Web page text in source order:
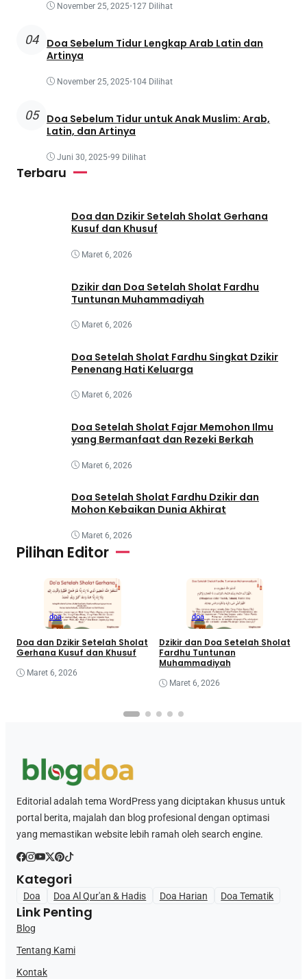
November 25, 2025•127 Dilihat
04
Doa Sebelum Tidur Lengkap Arab Latin dan
Artinya
November 25, 2025•104 Dilihat
05
Doa Sebelum Tidur untuk Anak Muslim: Arab,
Latin, dan Artinya
Juni 30, 2025•99 Dilihat
Terbaru
Doa dan Dzikir Setelah Sholat Gerhana
Kusuf dan Khusuf
Maret 6, 2026
Dzikir dan Doa Setelah Sholat Fardhu
Tuntunan Muhammadiyah
Maret 6, 2026
Doa Setelah Sholat Fardhu Singkat Dzikir
Penenang Hati Keluarga
Maret 6, 2026
Doa Setelah Sholat Fajar Memohon Ilmu
yang Bermanfaat dan Rezeki Berkah
Maret 6, 2026
Doa Setelah Sholat Fardhu Dzikir dan
Mohon Kebaikan Dunia Akhirat
Maret 6, 2026
Pilihan Editor
doa
Doa dan Dzikir Setelah Sholat
Gerhana Kusuf dan Khusuf
Maret 6, 2026
doa
Dzikir dan Doa Setelah Sholat
Fardhu Tuntunan
Muhammadiyah
Maret 6, 2026
Editorial adalah tema WordPress yang diciptakan khusus untuk
portal berita, majalah dan blog profesional dengan optimasi
yang memastikan website lebih ramah oleh search engine.
Kategori
Doa Doa Al Qur'an & Hadis Doa Harian Doa Tematik
Link Penting
Blog
Tentang Kami
Kontak